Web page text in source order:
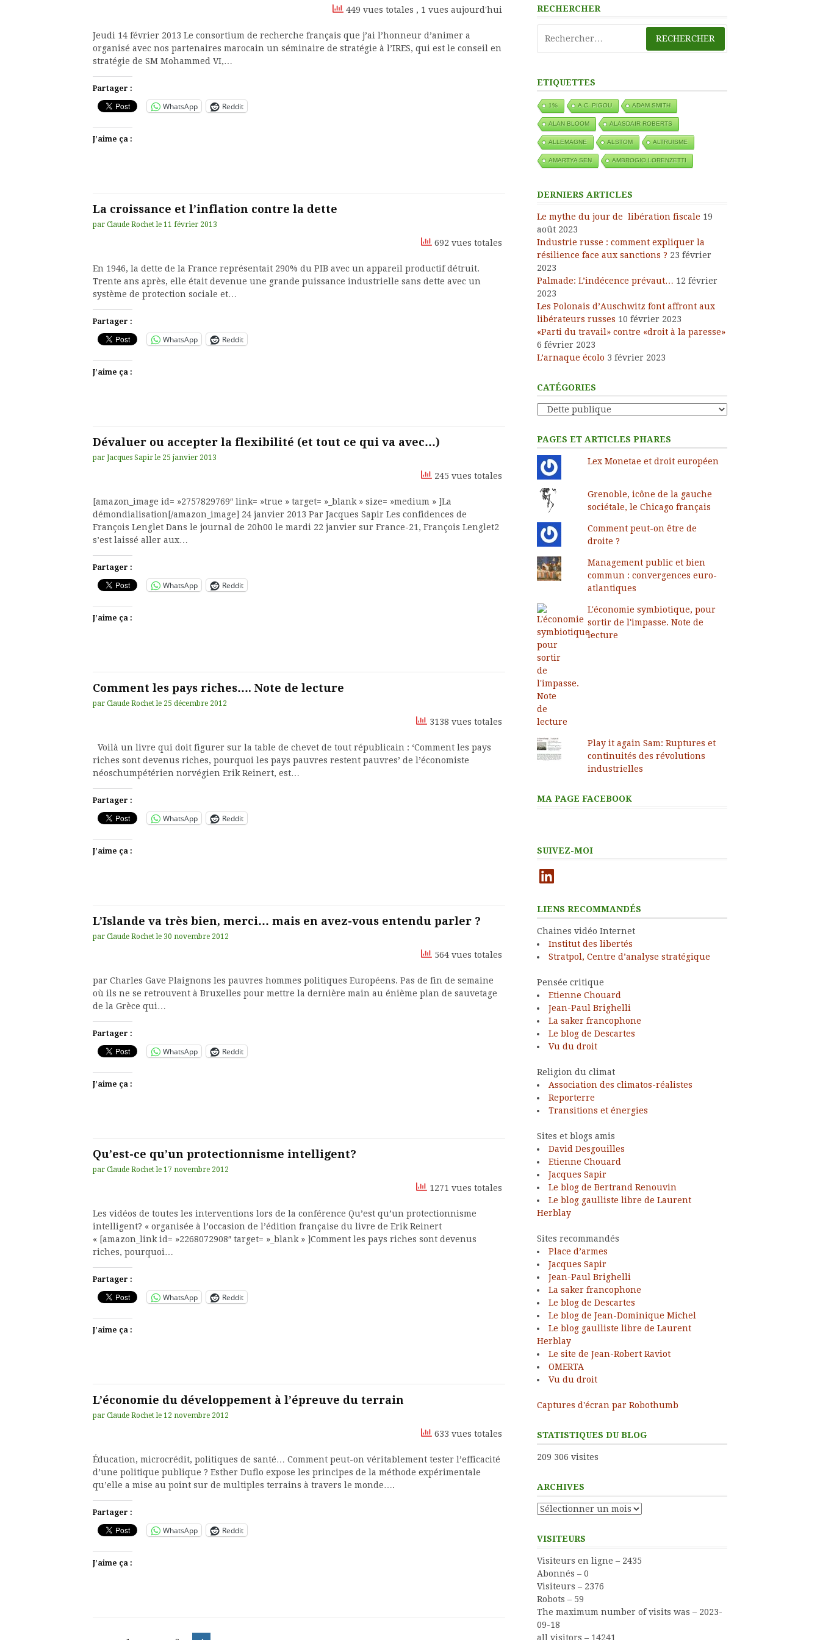
449 vues totales , 1 vues aujourd'hui
Jeudi 14 février 2013 Le consortium de recherche français que j’ai l’honneur d’animer a
organisé avec nos partenaires marocain un séminaire de stratégie à l’IRES, qui est le conseil en
stratégie de SM Mohammed VI,…
Partager :
WhatsApp Reddit
J’aime ça :
La croissance et l’inflation contre la dette
par Claude Rochet le 11 février 2013
692 vues totales
En 1946, la dette de la France représentait 290% du PIB avec un appareil productif détruit.
Trente ans après, elle était devenue une grande puissance industrielle sans dette avec un
système de protection sociale et…
Partager :
WhatsApp Reddit
J’aime ça :
Dévaluer ou accepter la flexibilité (et tout ce qui va avec…)
par Jacques Sapir le 25 janvier 2013
245 vues totales
[amazon_image id= »2757829769″ link= »true » target= »_blank » size= »medium » ]La
démondialisation[/amazon_image] 24 janvier 2013 Par Jacques Sapir Les confidences de
François Lenglet Dans le journal de 20h00 le mardi 22 janvier sur France-21, François Lenglet2
s’est laissé aller aux…
Partager :
WhatsApp Reddit
J’aime ça :
Comment les pays riches…. Note de lecture
par Claude Rochet le 25 décembre 2012
3138 vues totales
Voilà un livre qui doit figurer sur la table de chevet de tout républicain : ‘Comment les pays
riches sont devenus riches, pourquoi les pays pauvres restent pauvres’ de l’économiste
néoschumpétérien norvégien Erik Reinert, est…
Partager :
WhatsApp Reddit
J’aime ça :
L’Islande va très bien, merci… mais en avez-vous entendu parler ?
par Claude Rochet le 30 novembre 2012
564 vues totales
par Charles Gave Plaignons les pauvres hommes politiques Européens. Pas de fin de semaine
où ils ne se retrouvent à Bruxelles pour mettre la dernière main au énième plan de sauvetage
de la Grèce qui…
Partager :
WhatsApp Reddit
J’aime ça :
Qu’est-ce qu’un protectionnisme intelligent?
par Claude Rochet le 17 novembre 2012
1271 vues totales
Les vidéos de toutes les interventions lors de la conférence Qu’est qu’un protectionnisme
intelligent? « organisée à l’occasion de l’édition française du livre de Erik Reinert
« [amazon_link id= »2268072908″ target= »_blank » ]Comment les pays riches sont devenus
riches, pourquoi…
Partager :
WhatsApp Reddit
J’aime ça :
L’économie du développement à l’épreuve du terrain
par Claude Rochet le 12 novembre 2012
633 vues totales
Éducation, microcrédit, politiques de santé… Comment peut-on véritablement tester l’efficacité
d’une politique publique ? Esther Duflo expose les principes de la méthode expérimentale
qu’elle a mise au point sur de multiples terrains à travers le monde….
Partager :
WhatsApp Reddit
J’aime ça :
RECHERCHER
ETIQUETTES
1% A.C. PIGOU ADAM SMITH
ALAN BLOOM ALASDAIR ROBERTS
ALLEMAGNE ALSTOM ALTRUISME
AMARTYA SEN AMBROGIO LORENZETTI
DERNIERS ARTICLES
Le mythe du jour de libération fiscale 19
août 2023
Industrie russe : comment expliquer la
résilience face aux sanctions ? 23 février
2023
Palmade: L’indécence prévaut… 12 février
2023
Les Polonais d’Auschwitz font affront aux
libérateurs russes 10 février 2023
«Parti du travail» contre «droit à la paresse»
6 février 2023
L’arnaque écolo 3 février 2023
CATÉGORIES
Catégories
PAGES ET ARTICLES PHARES
Lex Monetae et droit européen
Grenoble, icône de la gauche
sociétale, le Chicago français
Comment peut-on être de
droite ?
Management public et bien
commun : convergences euro-
atlantiques
L'économie symbiotique, pour
sortir de l'impasse. Note de
lecture
Play it again Sam: Ruptures et
continuités des révolutions
industrielles
MA PAGE FACEBOOK
SUIVEZ-MOI
LinkedIn
LIENS RECOMMANDÉS
Chaines vidéo Internet
Institut des libertés
Stratpol, Centre d’analyse stratégique
Pensée critique
Etienne Chouard
Jean-Paul Brighelli
La saker francophone
Le blog de Descartes
Vu du droit
Religion du climat
Association des climatos-réalistes
Reporterre
Transitions et énergies
Sites et blogs amis
David Desgouilles
Etienne Chouard
Jacques Sapir
Le blog de Bertrand Renouvin
Le blog gaulliste libre de Laurent
Herblay
Sites recommandés
Place d’armes
Jacques Sapir
Jean-Paul Brighelli
La saker francophone
Le blog de Descartes
Le blog de Jean-Dominique Michel
Le blog gaulliste libre de Laurent
Herblay
Le site de Jean-Robert Raviot
OMERTA
Vu du droit
Captures d'écran par Robothumb
STATISTIQUES DU BLOG
209 306 visites
ARCHIVES
Archives
VISITEURS
Visiteurs en ligne – 2435
Abonnés – 0
Visiteurs – 2376
Robots – 59
The maximum number of visits was – 2023-
09-18
all visitors – 14241